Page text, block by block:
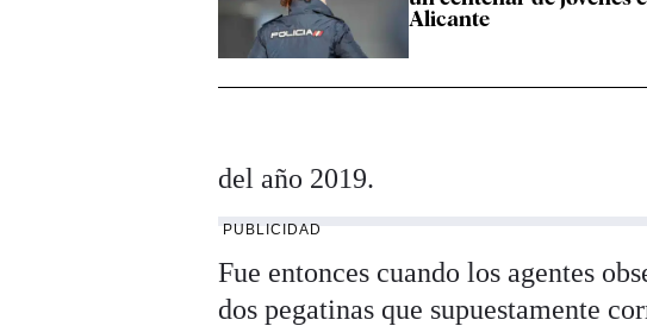
Alicante
del año 2019.
PUBLICIDAD
Fue entonces cuando los agentes
dos pegatinas que supuestamente